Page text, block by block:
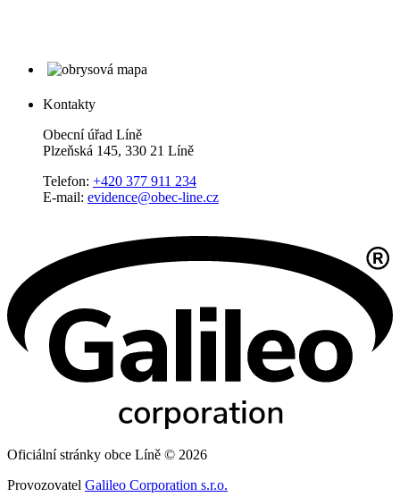
Kontakty
Obecní úřad Líně
Plzeňská 145, 330 21 Líně
Telefon: +420 377 911 234
E-mail: evidence@obec-line.cz
Oficiální stránky obce Líně © 2026
Provozovatel Galileo Corporation s.r.o.